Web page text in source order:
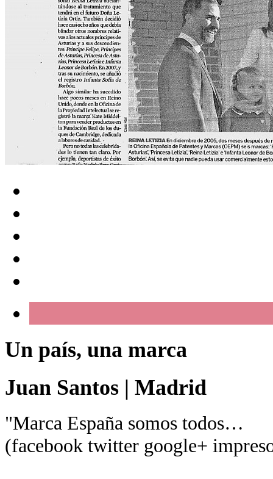
Un país, una marca
Juan Santos | Madrid
"Marca España somos todos…
(facebook twitter google+